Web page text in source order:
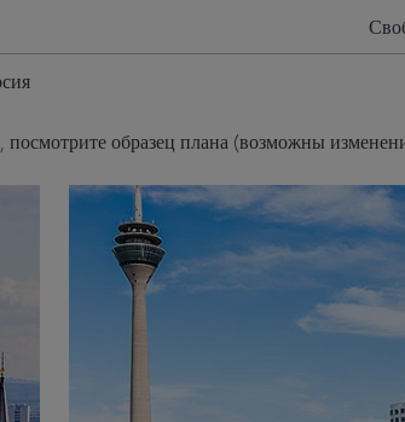
посмотрите образец плана (возможны